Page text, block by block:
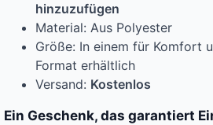
hinzuzufügen
Material: Aus Polyester
Größe: In einem für Komfort
Format erhältlich
Versand: Kostenlos
Ein Geschenk, das garantiert